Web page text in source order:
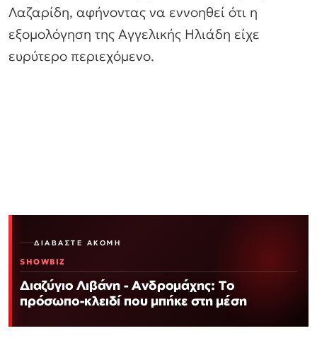
Λαζαρίδη, αφήνοντας να εννοηθεί ότι η
εξομολόγηση της Αγγελικής Ηλιάδη είχε
ευρύτερο περιεχόμενο.
ΔΙΑΒΆΣΤΕ ΑΚΌΜΗ
SHOWBIZ
Διαζύγιο Λιβάνη - Ανδρομάχης: Το
πρόσωπο-κλειδί που μπήκε στη μέση